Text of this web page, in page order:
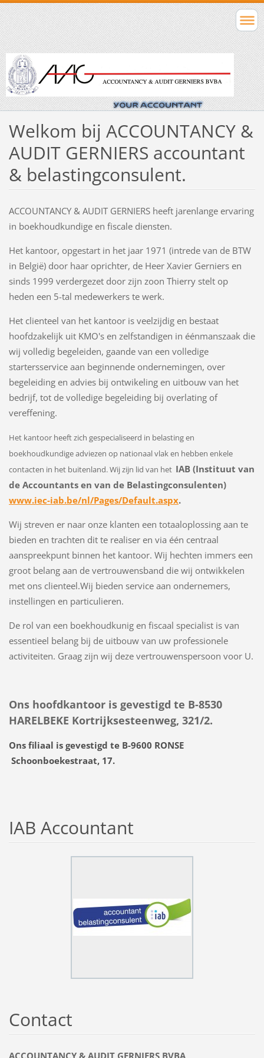
Welkom bij ACCOUNTANCY &
AUDIT GERNIERS accountant
& belastingconsulent.
ACCOUNTANCY & AUDIT GERNIERS heeft jarenlange ervaring
in boekhoudkundige en fiscale diensten.
Het kantoor, opgestart in het jaar 1971 (intrede van de BTW
in België) door haar oprichter, de Heer Xavier Gerniers en
sinds 1999 verdergezet door zijn zoon Thierry stelt op
heden een 5-tal medewerkers te werk.
Het clienteel van het kantoor is veelzijdig en bestaat
hoofdzakelijk uit KMO's en zelfstandigen in éénmanszaak die
wij volledig begeleiden, gaande van een volledige
startersservice aan beginnende ondernemingen, over
begeleiding en advies bij ontwikeling en uitbouw van het
bedrijf, tot de volledige begeleiding bij overlating of
vereffening.
Het kantoor heeft zich gespecialiseerd in belasting en
boekhoudkundige adviezen op nationaal vlak en hebben enkele
contacten in het buitenland. Wij zijn lid van het IAB (Instituut van
de Accountants en van de Belastingconsulenten)
www.iec-iab.be/nl/Pages/Default.aspx.
Wij streven er naar onze klanten een totaaloplossing aan te
bieden en trachten dit te realiser en via één centraal
aanspreekpunt binnen het kantoor. Wij hechten immers een
groot belang aan de vertrouwensband die wij ontwikkelen
met ons clienteel.Wij bieden service aan ondernemers,
instellingen en particulieren.
De rol van een boekhoudkunig en fiscaal specialist is van
essentieel belang bij de uitbouw van uw professionele
activiteiten. Graag zijn wij deze vertrouwenspersoon voor U.
Ons hoofdkantoor is gevestigd te B-8530
HARELBEKE Kortrijksesteenweg, 321/2.
Ons filiaal is gevestigd te B-9600 RONSE
Schoonboekestraat, 17.
IAB Accountant
Contact
ACCOUNTANCY & AUDIT GERNIERS BVBA